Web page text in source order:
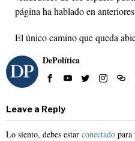
página ha hablado en
El único camino que queda
DePolítica
Leave a Reply
Lo siento, debes estar conectado